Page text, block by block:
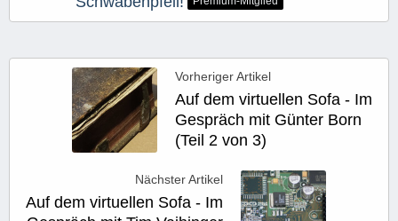
Vorheriger Artikel
Auf dem virtuellen Sofa - Im
Gespräch mit Günter Born
(Teil 2 von 3)
Nächster Artikel
Auf dem virtuellen Sofa - Im